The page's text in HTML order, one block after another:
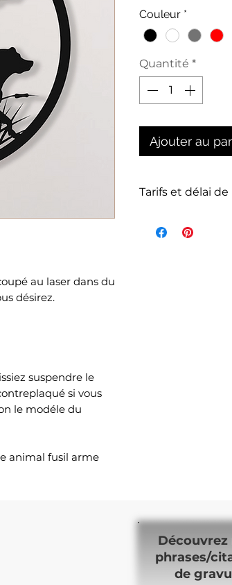
au laser dans du
désirez.
suspendre le
si vous
le modéle du
animal fusil arme
Couleur *
Quantité *
Ajouter au
Tarifs et délai de
de l'article et
phrases/
de